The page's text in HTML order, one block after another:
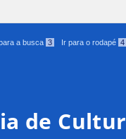
a busca 3 Ir para o rodapé 4
de